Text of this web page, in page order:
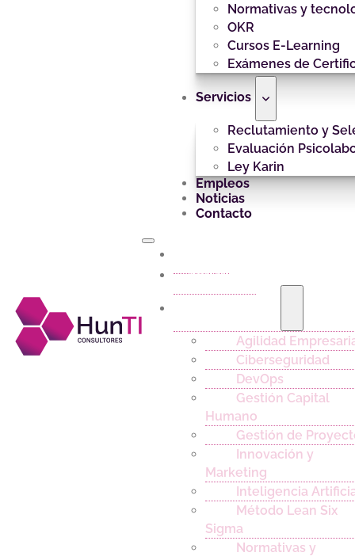
Normativas y
OKR
Cursos E-Learning
Exámenes de
Servicios
Reclutamiento y
Evaluación
Ley Karin
Empleos
Noticias
Contacto
Nosotros
Agilidad
Ciberseguridad
DevOps
Gestión Capital
Humano
Gestión de
Innovación y
Marketing
Inteligencia
Método Lean Six
Sigma
Normativas y